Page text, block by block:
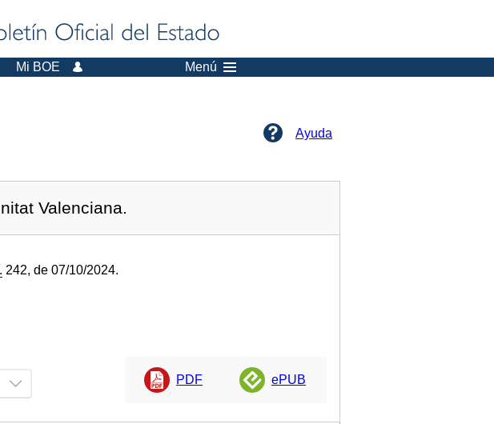
Mi BOE Menú
Ayuda
Valenciana.
242, de 07/10/2024.
PDF ePUB